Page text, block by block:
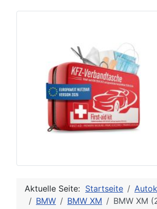
Aktuelle Seite: Startseite
BMW
BMW XM BMW XM